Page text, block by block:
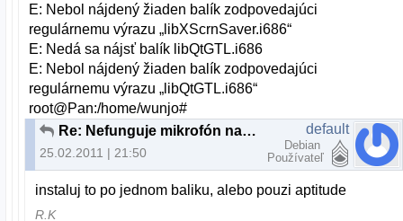
E: Nebol nájdený žiaden balík zodpovedajúci
regulárnemu výrazu „libXScrnSaver.i686“
E: Nedá sa nájsť balík libQtGTL.i686
E: Nebol nájdený žiaden balík zodpovedajúci
regulárnemu výrazu „libQtGTL.i686“
root@Pan:/home/wunjo#
Re: Nefunguje mikrofón na skype
25.02.2011 | 21:50
default
Debian
Používateľ
instaluj to po jednom baliku, alebo pouzi aptitude
R.K